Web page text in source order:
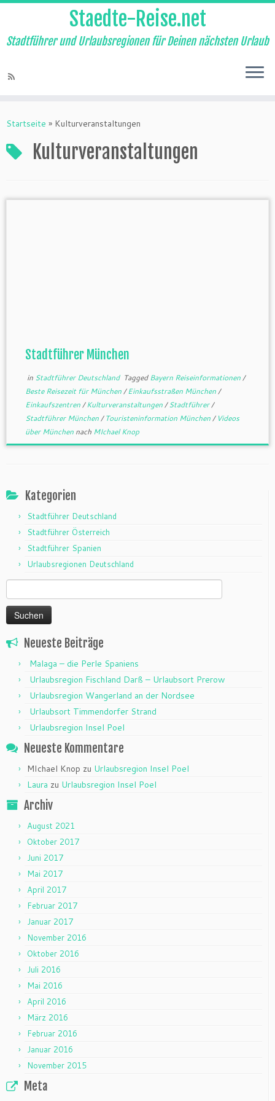
Staedte-Reise.net
Stadtführer und Urlaubsregionen für Deinen nächsten Urlaub
Startseite » Kulturveranstaltungen
Kulturveranstaltungen
Stadtführer München
in Stadtführer Deutschland TaggedBayern Reiseinformationen/
Beste Reisezeit für München/Einkaufsstraßen München/
Einkaufszentren/Kulturveranstaltungen/Stadtführer/
Stadtführer München/Touristeninformation München/ Videos
über München nach MIchael Knop
Kategorien
Stadtführer Deutschland
Stadtführer Österreich
Stadtführer Spanien
Urlaubsregionen Deutschland
nach:
Neueste Beiträge
Malaga – die Perle Spaniens
Urlaubsregion Fischland Darß – Urlaubsort Prerow
Urlaubsregion Wangerland an der Nordsee
Urlaubsort Timmendorfer Strand
Urlaubsregion Insel Poel
Neueste Kommentare
MIchael Knop zu Urlaubsregion Insel Poel
Laura zu Urlaubsregion Insel Poel
Archiv
August 2021
Oktober 2017
Juni 2017
Mai 2017
April 2017
Februar 2017
Januar 2017
November 2016
Oktober 2016
Juli 2016
Mai 2016
April 2016
März 2016
Februar 2016
Januar 2016
November 2015
Meta